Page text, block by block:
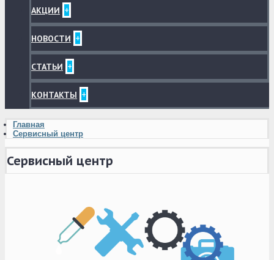
АКЦИИ +
НОВОСТИ +
СТАТЬИ +
КОНТАКТЫ +
Главная
Сервисный центр
Сервисный центр